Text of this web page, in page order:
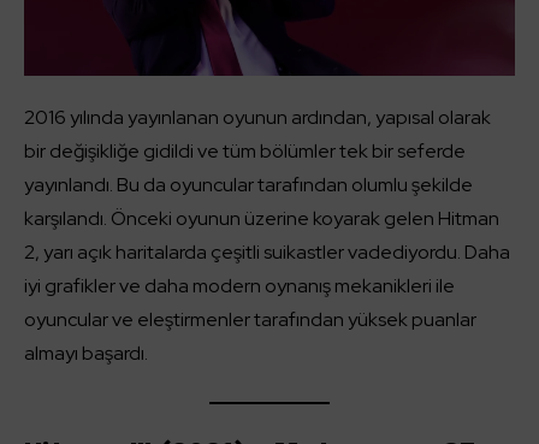
2016 yılında yayınlanan oyunun ardından, yapısal olarak
bir değişikliğe gidildi ve tüm bölümler tek bir seferde
yayınlandı. Bu da oyuncular tarafından olumlu şekilde
karşılandı. Önceki oyunun üzerine koyarak gelen Hitman
2, yarı açık haritalarda çeşitli suikastler vadediyordu. Daha
iyi grafikler ve daha modern oynanış mekanikleri ile
oyuncular ve eleştirmenler tarafından yüksek puanlar
almayı başardı.